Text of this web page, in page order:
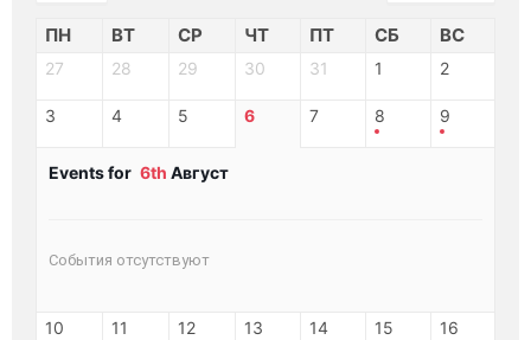
ПН ВТ СР ЧТ ПТ СБ ВС
27 28 29 30 31 1 2
3 4 5 6 7 8 9
Events for 6th Август
События отсутствуют
10 11 12 13 14 15 16